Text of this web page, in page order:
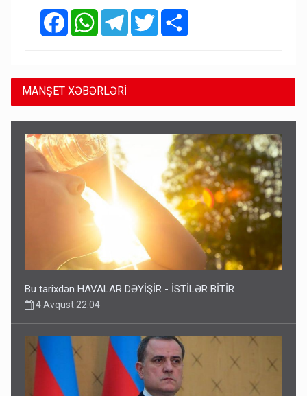
FacebookWhatsAppTelegramTwitter
MANŞET XƏBƏRLƏRİ
Bu tarixdən HAVALAR DƏYİŞİR - İSTİLƏR BİTİR
4 Avqust 22:04